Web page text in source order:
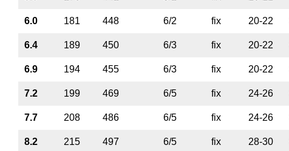
6.0 181 448 6/2 fix 20-22
6.4 189 450 6/3 fix 20-22
6.9 194 455 6/3 fix 20-22
7.2 199 469 6/5 fix 24-26
7.7 208 486 6/5 fix 24-26
8.2 215 497 6/5 fix 28-30